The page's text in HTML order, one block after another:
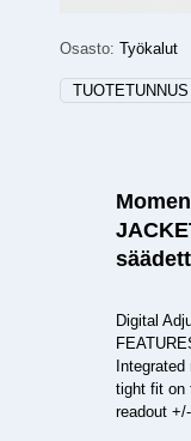
Osasto: Työkalut
Digital
tight fit on
readout